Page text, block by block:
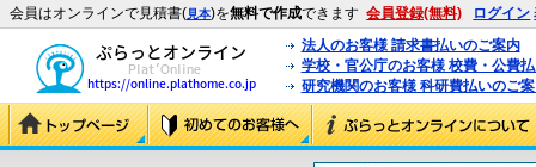
会員はオンラインで見積書(見本)を無料で作成できます 会員登録(無料) ログイン
法人のお客様 請求書払いのご案内
学校・官公庁のお客様 校費・公費
研究機関のお客様 科研費払いのご